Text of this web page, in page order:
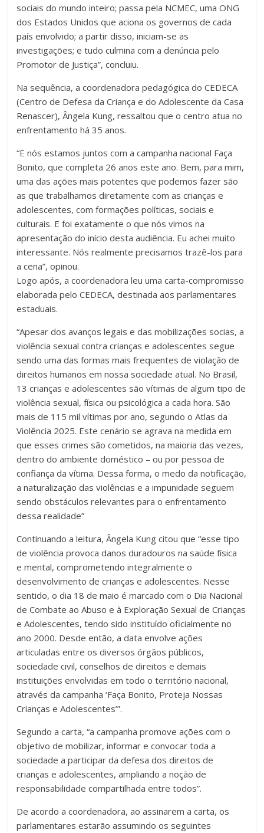
sociais do mundo inteiro; passa pela NCMEC, uma ONG
dos Estados Unidos que aciona os governos de cada
país envolvido; a partir disso, iniciam-se as
investigações; e tudo culmina com a denúncia pelo
Promotor de Justiça”, concluiu.
Na sequência, a coordenadora pedagógica do CEDECA
(Centro de Defesa da Criança e do Adolescente da Casa
Renascer), Ângela Kung, ressaltou que o centro atua no
enfrentamento há 35 anos.
“E nós estamos juntos com a campanha nacional Faça
Bonito, que completa 26 anos este ano. Bem, para mim,
uma das ações mais potentes que podemos fazer são
as que trabalhamos diretamente com as crianças e
adolescentes, com formações políticas, sociais e
culturais. E foi exatamente o que nós vimos na
apresentação do início desta audiência. Eu achei muito
interessante. Nós realmente precisamos trazê-los para
a cena”, opinou.
Logo após, a coordenadora leu uma carta-compromisso
elaborada pelo CEDECA, destinada aos parlamentares
estaduais.
“Apesar dos avanços legais e das mobilizações socias, a
violência sexual contra crianças e adolescentes segue
sendo uma das formas mais frequentes de violação de
direitos humanos em nossa sociedade atual. No Brasil,
13 crianças e adolescentes são vítimas de algum tipo de
violência sexual, física ou psicológica a cada hora. São
mais de 115 mil vítimas por ano, segundo o Atlas da
Violência 2025. Este cenário se agrava na medida em
que esses crimes são cometidos, na maioria das vezes,
dentro do ambiente doméstico – ou por pessoa de
confiança da vítima. Dessa forma, o medo da notificação,
a naturalização das violências e a impunidade seguem
sendo obstáculos relevantes para o enfrentamento
dessa realidade”
Continuando a leitura, Ângela Kung citou que “esse tipo
de violência provoca danos duradouros na saúde física
e mental, comprometendo integralmente o
desenvolvimento de crianças e adolescentes. Nesse
sentido, o dia 18 de maio é marcado com o Dia Nacional
de Combate ao Abuso e à Exploração Sexual de Crianças
e Adolescentes, tendo sido instituído oficialmente no
ano 2000. Desde então, a data envolve ações
articuladas entre os diversos órgãos públicos,
sociedade civil, conselhos de direitos e demais
instituições envolvidas em todo o território nacional,
através da campanha ‘Faça Bonito, Proteja Nossas
Crianças e Adolescentes’”.
Segundo a carta, “a campanha promove ações com o
objetivo de mobilizar, informar e convocar toda a
sociedade a participar da defesa dos direitos de
crianças e adolescentes, ampliando a noção de
responsabilidade compartilhada entre todos”.
De acordo a coordenadora, ao assinarem a carta, os
parlamentares estarão assumindo os seguintes